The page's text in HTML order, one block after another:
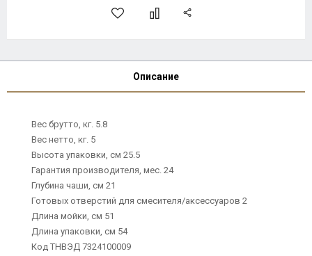
Описание
Вес брутто, кг. 5.8
Вес нетто, кг. 5
Высота упаковки, см 25.5
Гарантия производителя, мес. 24
Глубина чаши, см 21
Готовых отверстий для смесителя/аксессуаров 2
Длина мойки, см 51
Длина упаковки, см 54
Код ТНВЭД 7324100009